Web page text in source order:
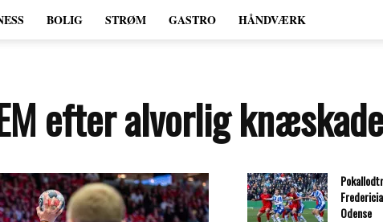
BOLIG STRØM GASTRO HÅNDVÆRK
efter alvorlig
Odense